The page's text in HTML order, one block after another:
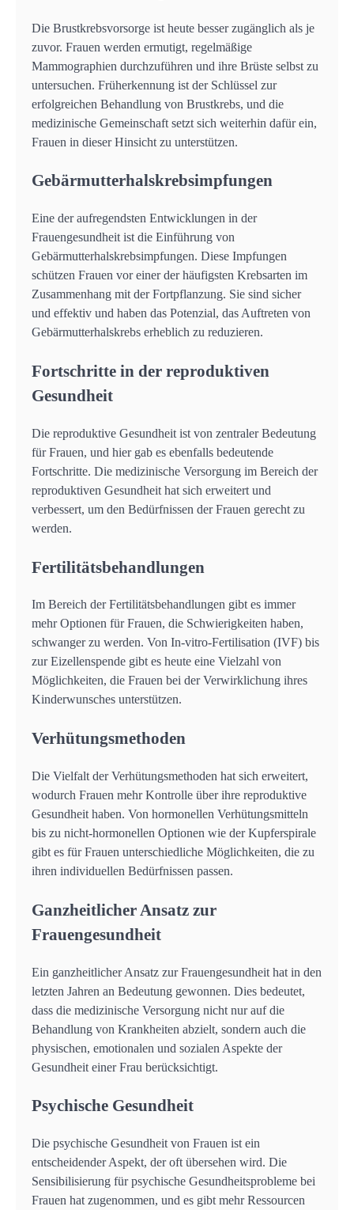
Die Brustkrebsvorsorge ist heute besser zugänglich als je
zuvor. Frauen werden ermutigt, regelmäßige
Mammographien durchzuführen und ihre Brüste selbst zu
untersuchen. Früherkennung ist der Schlüssel zur
erfolgreichen Behandlung von Brustkrebs, und die
medizinische Gemeinschaft setzt sich weiterhin dafür ein,
Frauen in dieser Hinsicht zu unterstützen.
Gebärmutterhalskrebsimpfungen
Eine der aufregendsten Entwicklungen in der
Frauengesundheit ist die Einführung von
Gebärmutterhalskrebsimpfungen. Diese Impfungen
schützen Frauen vor einer der häufigsten Krebsarten im
Zusammenhang mit der Fortpflanzung. Sie sind sicher
und effektiv und haben das Potenzial, das Auftreten von
Gebärmutterhalskrebs erheblich zu reduzieren.
Fortschritte in der reproduktiven
Gesundheit
Die reproduktive Gesundheit ist von zentraler Bedeutung
für Frauen, und hier gab es ebenfalls bedeutende
Fortschritte. Die medizinische Versorgung im Bereich der
reproduktiven Gesundheit hat sich erweitert und
verbessert, um den Bedürfnissen der Frauen gerecht zu
werden.
Fertilitätsbehandlungen
Im Bereich der Fertilitätsbehandlungen gibt es immer
mehr Optionen für Frauen, die Schwierigkeiten haben,
schwanger zu werden. Von In-vitro-Fertilisation (IVF) bis
zur Eizellenspende gibt es heute eine Vielzahl von
Möglichkeiten, die Frauen bei der Verwirklichung ihres
Kinderwunsches unterstützen.
Verhütungsmethoden
Die Vielfalt der Verhütungsmethoden hat sich erweitert,
wodurch Frauen mehr Kontrolle über ihre reproduktive
Gesundheit haben. Von hormonellen Verhütungsmitteln
bis zu nicht-hormonellen Optionen wie der Kupferspirale
gibt es für Frauen unterschiedliche Möglichkeiten, die zu
ihren individuellen Bedürfnissen passen.
Ganzheitlicher Ansatz zur
Frauengesundheit
Ein ganzheitlicher Ansatz zur Frauengesundheit hat in den
letzten Jahren an Bedeutung gewonnen. Dies bedeutet,
dass die medizinische Versorgung nicht nur auf die
Behandlung von Krankheiten abzielt, sondern auch die
physischen, emotionalen und sozialen Aspekte der
Gesundheit einer Frau berücksichtigt.
Psychische Gesundheit
Die psychische Gesundheit von Frauen ist ein
entscheidender Aspekt, der oft übersehen wird. Die
Sensibilisierung für psychische Gesundheitsprobleme bei
Frauen hat zugenommen, und es gibt mehr Ressourcen